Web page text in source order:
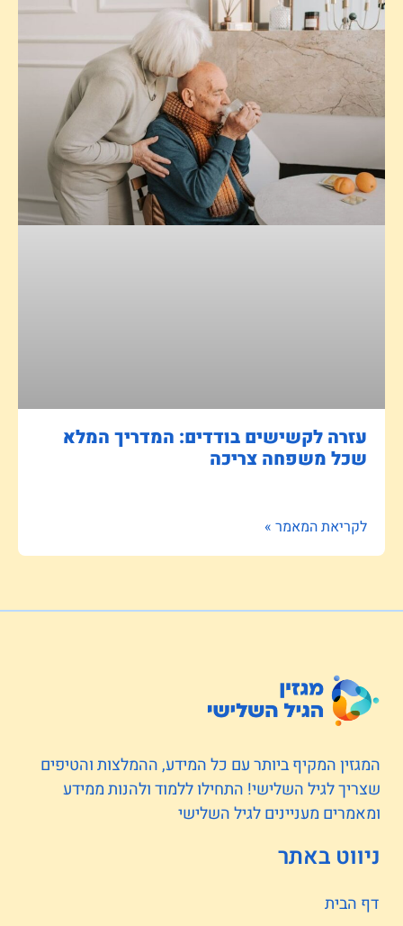
עזרה לקשישים בודדים: המדריך המלא
שכל משפחה צריכה
לקריאת המאמר »
המגזין המקיף ביותר עם כל המידע, ההמלצות והטיפים
שצריך לגיל השלישי! התחילו ללמוד ולהנות ממידע
ומאמרים מעניינים לגיל השלישי
ניווט באתר
דף הבית